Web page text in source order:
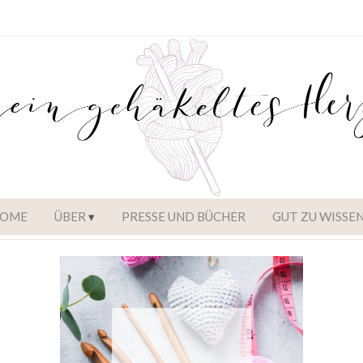
ÜBER PRESSE UND BÜCHER GUT ZU